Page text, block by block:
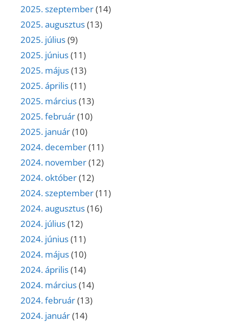
2025. szeptember(14)
2025. augusztus(13)
2025. július(9)
2025. június(11)
2025. május(13)
2025. április(11)
2025. március(13)
2025. február(10)
2025. január(10)
2024. december(11)
2024. november(12)
2024. október(12)
2024. szeptember(11)
2024. augusztus(16)
2024. július(12)
2024. június(11)
2024. május(10)
2024. április(14)
2024. március(14)
2024. február(13)
2024. január(14)